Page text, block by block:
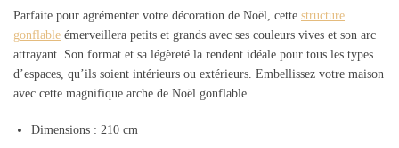
Parfaite pour agrémenter votre décoration de Noël, cette structure
gonflable émerveillera petits et grands avec ses couleurs vives et son arc
attrayant. Son format et sa légèreté la rendent idéale pour tous les types
d’espaces, qu’ils soient intérieurs ou extérieurs. Embellissez votre maison
avec cette magnifique arche de Noël gonflable.
Dimensions : 210 cm